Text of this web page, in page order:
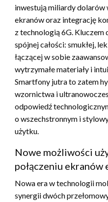
inwestują miliardy dolarów
ekranów oraz integrację
z technologią 6G. Kluczem
spójnej całości: smukłej,
łączącej w sobie
wytrzymałe materiały i
Smartfony jutra to zatem
wzornictwa i
odpowiedź
o wszechstronnym i
użytku.
Nowe możliwości
połączeniu ekranów
Nowa era w technologii
synergii dwóch